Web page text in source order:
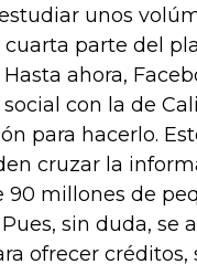
unos
parte del
ahora,
con la de
para hacerlo.
cruzar la
90 millones de
sin duda, se
ofrecer créditos,